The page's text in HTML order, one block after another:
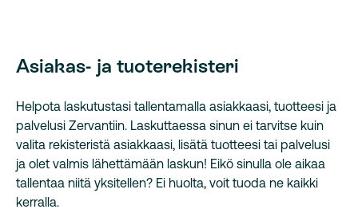
Asiakas- ja tuoterekisteri
Helpota laskutustasi tallentamalla asiakkaasi, tuotteesi ja
palvelusi Zervantiin. Laskuttaessa sinun ei tarvitse kuin
valita rekisteristä asiakkaasi, lisätä tuotteesi tai palvelusi
ja olet valmis lähettämään laskun! Eikö sinulla ole aikaa
tallentaa niitä yksitellen? Ei huolta, voit tuoda ne kaikki
kerralla.